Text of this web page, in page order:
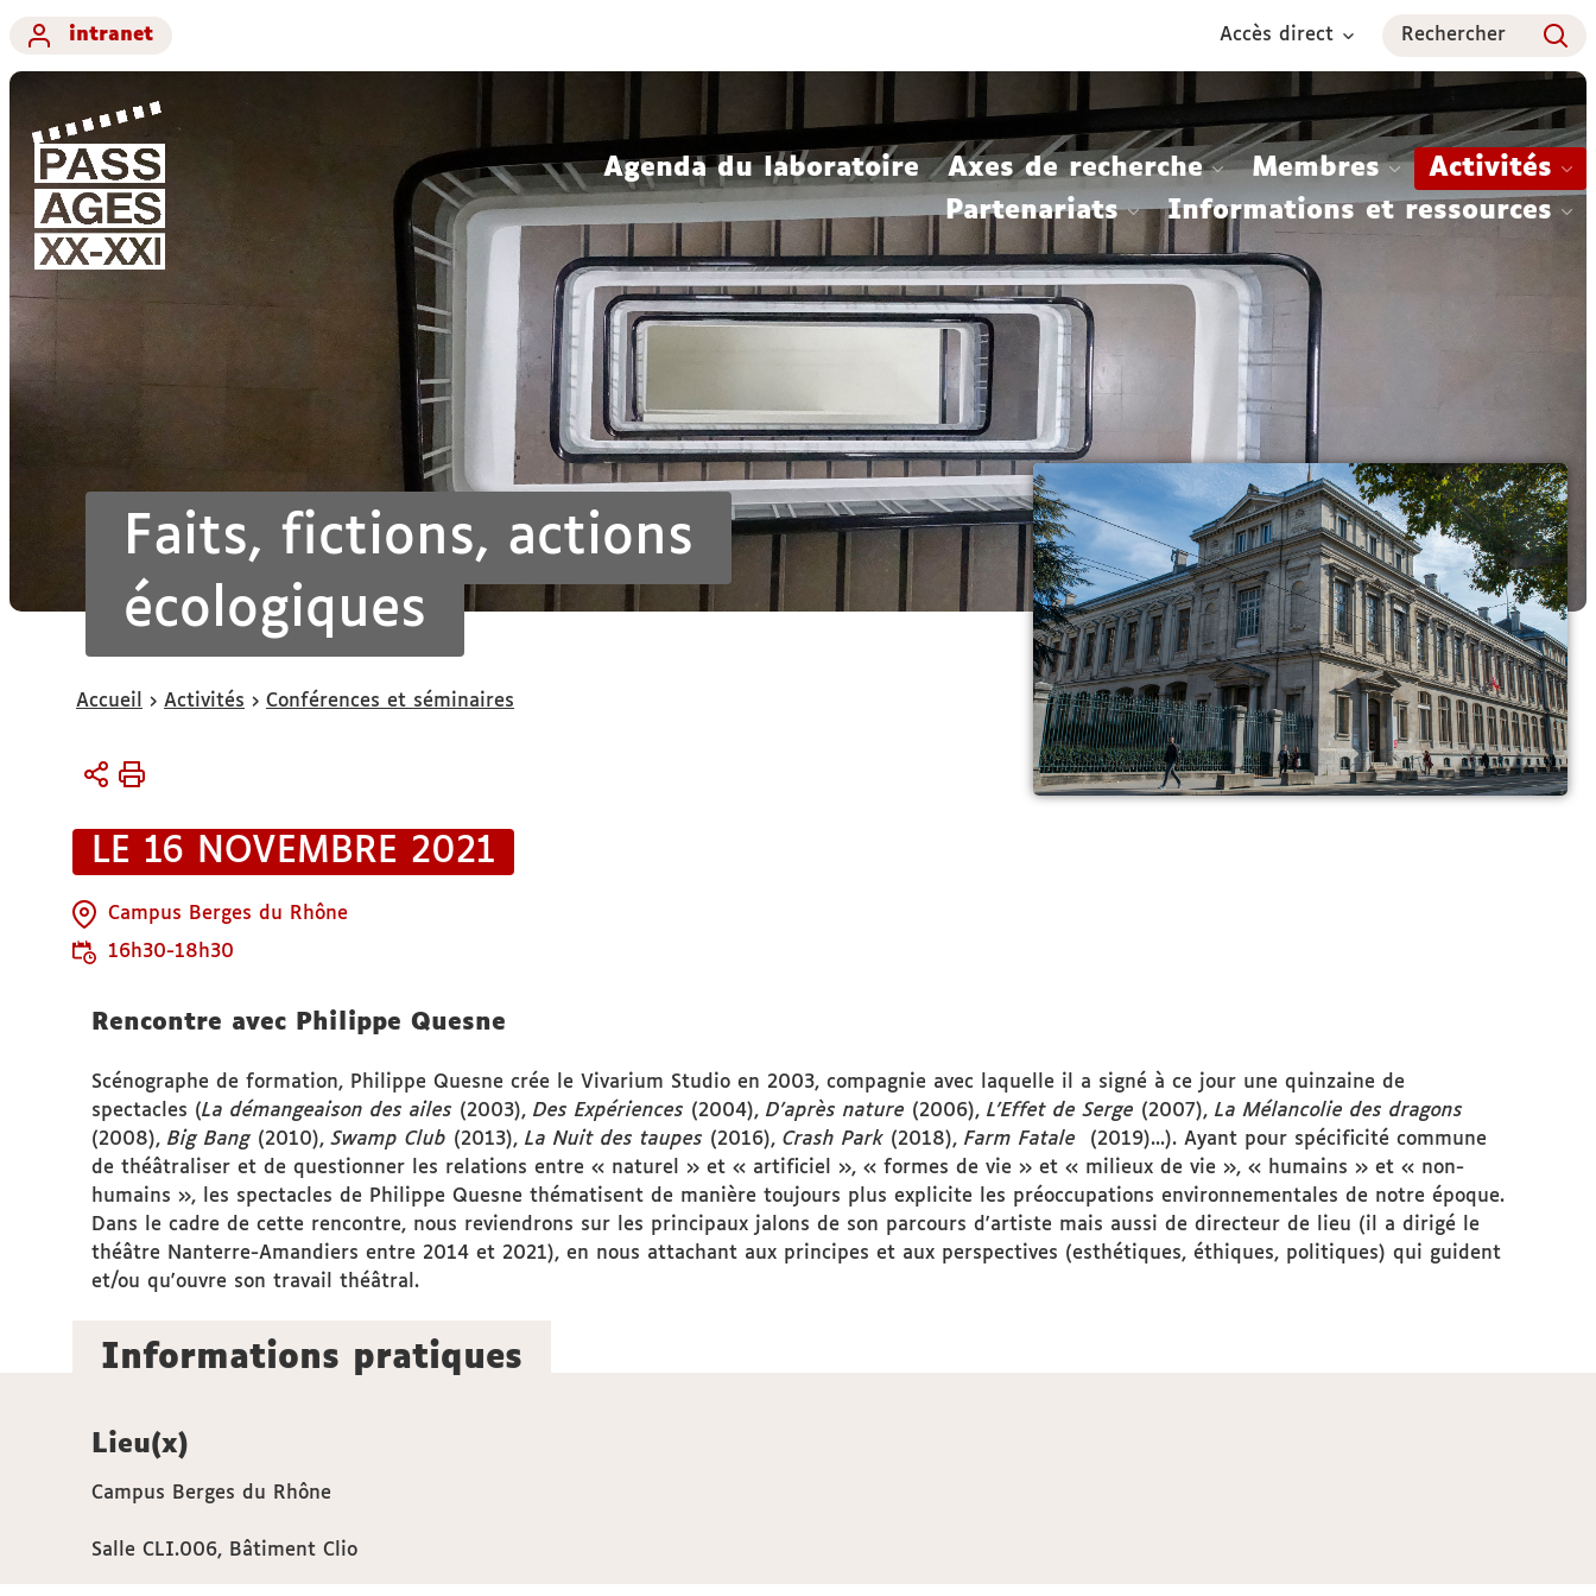
contenu
intranet
Accès direct Rechercher
Agenda du laboratoire Axes de recherche Membres
Activités
Partenariats
Informations et ressources
Faits, fictions, actions
écologiques
Vous
ici :
Accueil Activités Conférences et séminaires
LE 16 NOVEMBRE 2021
Campus Berges du Rhône
16h30-18h30
Rencontre avec Philippe Quesne
Scénographe de formation, Philippe Quesne crée le Vivarium Studio en 2003, compagnie avec laquelle il a signé à ce jour une quinzaine de
spectacles (La démangeaison des ailes (2003), Des Expériences (2004), D’après nature (2006), L’Effet de Serge (2007), La Mélancolie des dragons
(2008), Big Bang (2010),Swamp Club (2013), La Nuit des taupes (2016), Crash Park (2018), Farm Fatale (2019)...). Ayant pour spécificité commune
de théâtraliser et de questionner les relations entre « naturel » et « artificiel », « formes de vie » et « milieux de vie », « humains » et « non-
humains », les spectacles de Philippe Quesne thématisent de manière toujours plus explicite les préoccupations environnementales de notre époque.
Dans le cadre de cette rencontre, nous reviendrons sur les principaux jalons de son parcours d'artiste mais aussi de directeur de lieu (il a dirigé le
théâtre Nanterre-Amandiers entre 2014 et 2021), en nous attachant aux principes et aux perspectives (esthétiques, éthiques, politiques) qui guident
et/ou qu'ouvre son travail théâtral.
Informations pratiques
Lieu(x)
Campus Berges du Rhône
Salle CLI.006, Bâtiment Clio